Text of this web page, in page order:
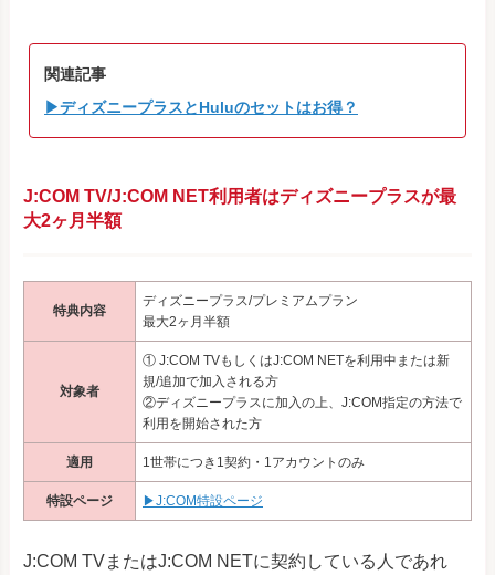
関連記事
▶ディズニープラスとHuluのセットはお得？
J:COM TV/J:COM NET利用者はディズニープラスが最
大2ヶ月半額
特典内容
ディズニープラス/プレミアムプラン
最大2ヶ月半額
対象者
① J:COM TVもしくはJ:COM NETを利用中または新
規/追加で加入される方
②ディズニープラスに加入の上、J:COM指定の方法で
利用を開始された方
適用 1世帯につき1契約・1アカウントのみ
特設ページ ▶J:COM特設ページ
J:COM TVまたはJ:COM NETに契約している人であれ